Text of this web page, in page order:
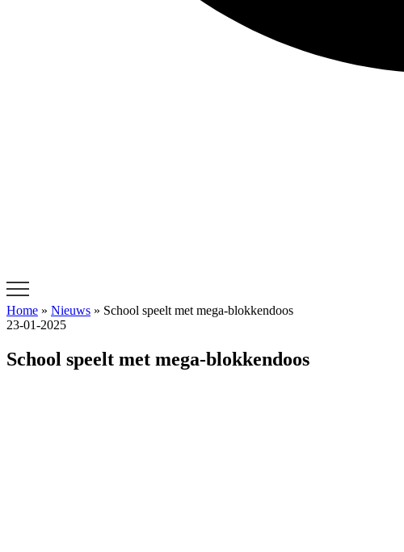
Home » Nieuws » School speelt met mega-blokkendoos
23-01-2025
School speelt met mega-blokkendoos